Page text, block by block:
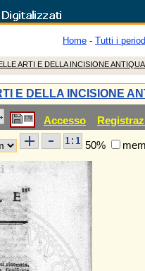
Home - Tutti i
ARTI E DELLA INCISIONE
E DELLA INCISIONE
Accesso
50%